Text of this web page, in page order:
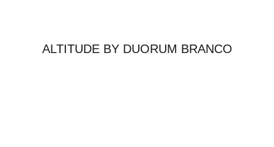
ALTITUDE BY DUORUM BRANCO